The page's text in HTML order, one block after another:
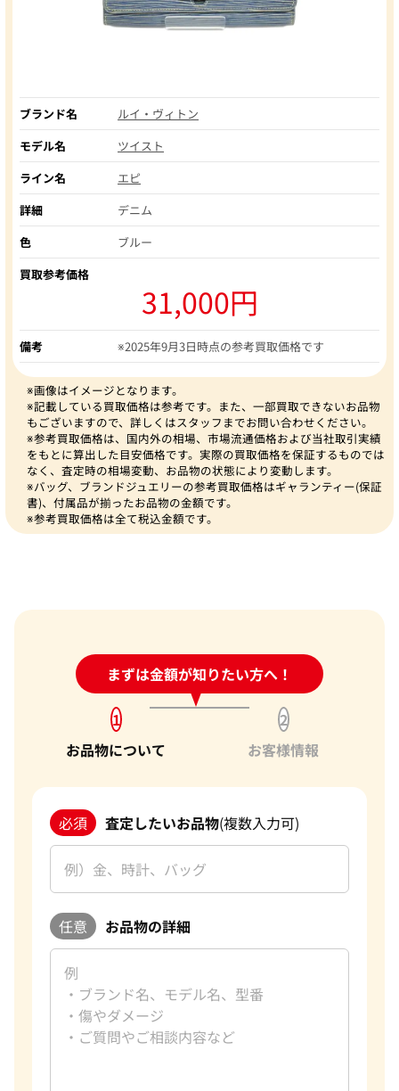
ブランド名
ルイ・ヴィトン
モデル名
ツイスト
ライン名
エピ
詳細
デニム
色
ブルー
買取参考価格
31,000円
備考 ※2025年9月3日時点の参考買取価格です
※画像はイメージとなります。
※記載している買取価格は参考です。また、一部買取できないお品物
もございますので、詳しくはスタッフまでお問い合わせください。
※参考買取価格は、国内外の相場、市場流通価格および当社取引実績
をもとに算出した目安価格です。実際の買取価格を保証するものでは
なく、査定時の相場変動、お品物の状態により変動します。
※バッグ、ブランドジュエリーの参考買取価格はギャランティー(保証
書)、付属品が揃ったお品物の金額です。
※参考買取価格は全て税込金額です。
まずは金額が知りたい方へ！
24時間受付中!問い合わせフォーム
1
お品物について
2
お客様情報
必須 査定したいお品物(複数入力可)
任意 お品物の詳細